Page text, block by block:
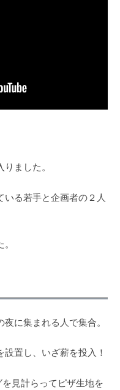
ました。
る若手と企画者の２人
に集まれる人で集合。
置し、いざ薪を投入！
見計らってピザ生地を